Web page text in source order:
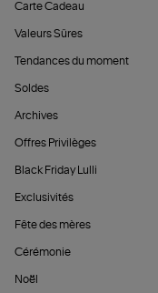
Carte Cadeau
Valeurs Sûres
Tendances du moment
Soldes
Archives
Offres Privilèges
Black Friday Lulli
Exclusivités
Fête des mères
Cérémonie
Noël